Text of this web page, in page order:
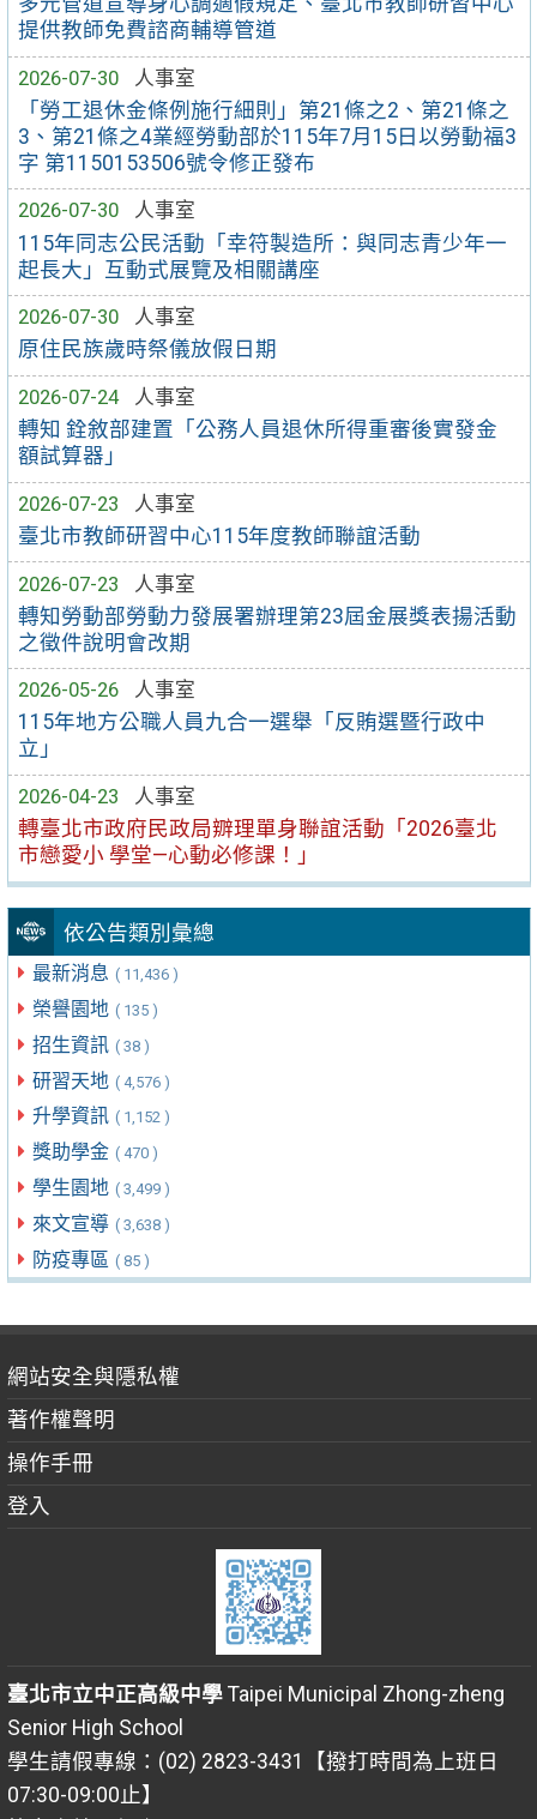
提供教師免費諮商輔導管道
2026-07-30
人事室
「勞工退休金條例施行細則」第21條之2、第21條之
3、第21條之4業經勞動部於115年7月15日以勞動福3
字 第1150153506號令修正發布
2026-07-30
人事室
115年同志公民活動「幸符製造所：與同志青少年一
起長大」互動式展覽及相關講座
2026-07-30
人事室
原住民族歲時祭儀放假日期
2026-07-24
人事室
轉知 銓敘部建置「公務人員退休所得重審後實發金
額試算器」
2026-07-23
人事室
臺北市教師研習中心115年度教師聯誼活動
2026-07-23
人事室
轉知勞動部勞動力發展署辦理第23屆金展獎表揚活動
之徵件說明會改期
2026-05-26
人事室
115年地方公職人員九合一選舉「反賄選暨行政中
立」
2026-04-23
人事室
轉臺北市政府民政局辧理單身聯誼活動「2026臺北
市戀愛小 學堂—心動必修課！」
依公告類別彙總
最新消息 ( 11,436 )
榮譽園地 ( 135 )
招生資訊 ( 38 )
研習天地 ( 4,576 )
升學資訊 ( 1,152 )
獎助學金 ( 470 )
學生園地 ( 3,499 )
來文宣導 ( 3,638 )
防疫專區 ( 85 )
網站安全與隱私權
著作權聲明
操作手冊
登入
臺北市立中正高級中學Taipei Municipal Zhong-zheng
Senior High School
學生請假專線：(02) 2823-3431【撥打時間為上班日
07:30-09:00止】